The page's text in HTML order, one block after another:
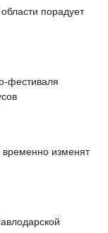
порадует
фестиваля
временно изменят